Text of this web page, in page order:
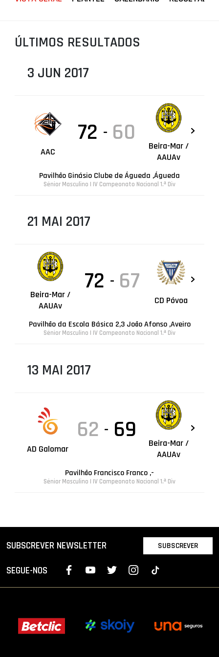
LIGA BETCLIC MASCULINA
LIGA BETCLIC FEMININA
ÚLTIMOS RESULTADOS
3 JUN 2017
AAC
72 - 60
Beira-Mar /
AAUAv
Pavilhão Ginásio Clube de Águeda ,Águeda
Sénior Masculino | IV Campeonato Nacional 1.ª Div
21 MAI 2017
Beira-Mar /
AAUAv
72 - 67
CD Póvoa
Pavilhão da Escola Básica 2,3 João Afonso ,Aveiro
Sénior Masculino | IV Campeonato Nacional 1.ª Div
13 MAI 2017
AD Galomar
62 - 69
Beira-Mar /
AAUAv
Pavilhão Francisco Franco ,-
Sénior Masculino | IV Campeonato Nacional 1.ª Div
SUBSCREVER NEWSLETTER SUBSCREVER
SEGUE-NOS